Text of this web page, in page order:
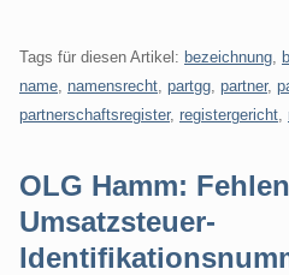
Tags für diesen Artikel: bezeichnung
name namensrecht partgg partner,
partnerschaftsregister, registergericht
OLG Hamm:
Umsatzsteuer-